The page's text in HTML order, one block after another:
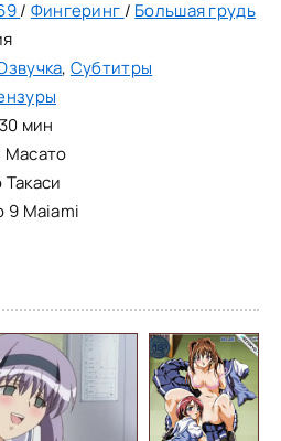
/ Фингеринг / Большая грудь
, Субтитры
мин
Масато
9 Maiami